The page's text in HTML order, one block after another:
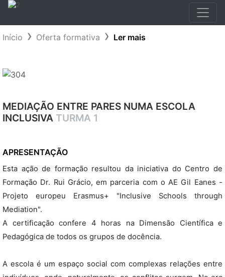
Início Oferta formativa Ler mais
MEDIAÇÃO ENTRE PARES NUMA ESCOLA
INCLUSIVA TURMA 1
APRESENTAÇÃO
Esta ação de formação resultou da iniciativa do Centro de
Formação Dr. Rui Grácio, em parceria com o AE Gil Eanes -
Projeto europeu Erasmus+ "Inclusive Schools through
Mediation".
A certificação confere 4 horas na Dimensão Científica e
Pedagógica de todos os grupos de docência.
A escola é um espaço social com complexas relações entre